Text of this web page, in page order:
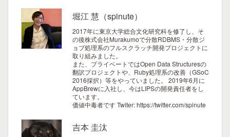
堀江 慧（spinute）
2017年に東京大学総合文化研究科を修了し、そ
の後株式会社Murakumoで分散RDBMS・分散ジ
ョブ処理系のフルスクラッチ開発プロジェクトに
取り組みました。
また、プライベートではOpen Data Structuresの
翻訳プロジェクトや、Ruby処理系の改善（GSoC
2016採択）等をやっていました。
2019年6月に
AppBrewに入社し、今はLIPSの開発責任者をし
ています。
価値中毒者です Twiter: https://twitter.com/spinute
吉本 圭汰